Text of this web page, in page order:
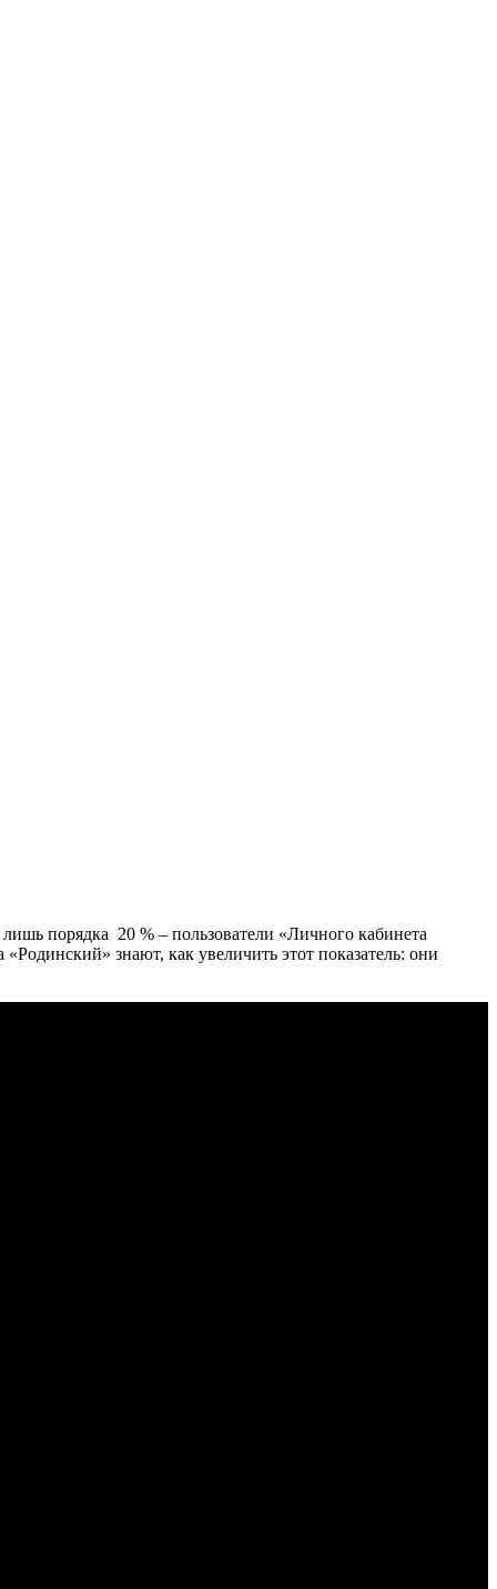
лишь порядка 20 % – пользователи «Личного кабинета
«Родинский» знают, как увеличить этот показатель: они